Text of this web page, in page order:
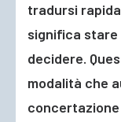
tradursi
significa stare
decidere.
modalità che